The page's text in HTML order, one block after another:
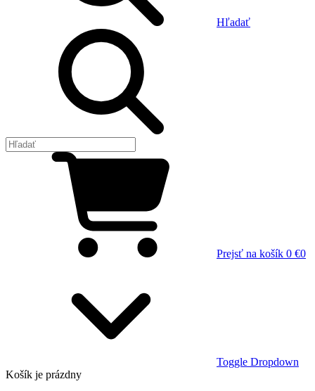
Hľadať
Prejsť na košík 0 €0
Toggle Dropdown
Košík je prázdny